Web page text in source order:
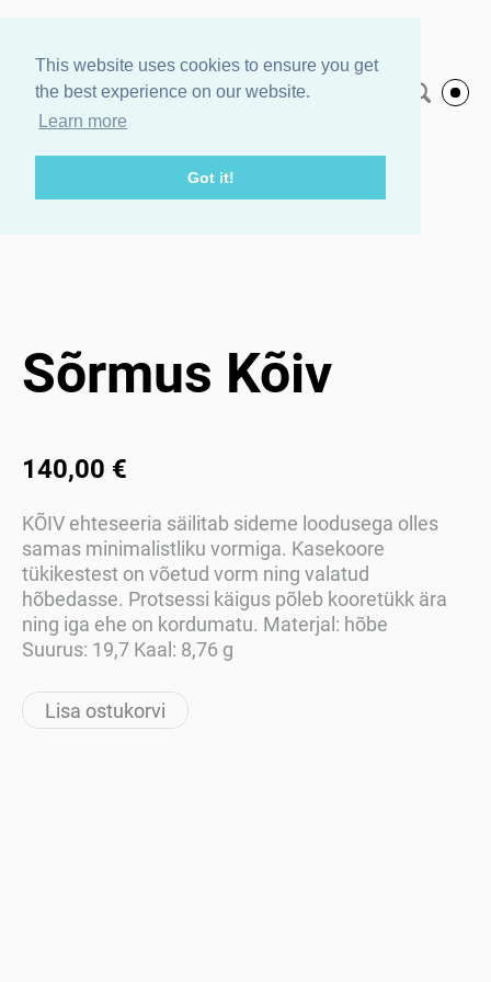
This website uses cookies to ensure you get
the best experience on our website.
Learn more
Got it!
Agnes Veski
Jewelry
Eesti keeles
Pood/Sõrmus Kõiv
Sõrmus Kõiv
140,00 €
KÕIV ehteseeria säilitab sideme loodusega olles
samas minimalistliku vormiga. Kasekoore
tükikestest on võetud vorm ning valatud
hõbedasse. Protsessi käigus põleb kooretükk ära
ning iga ehe on kordumatu. Materjal: hõbe
Suurus: 19,7 Kaal: 8,76 g
Lisa ostukorvi